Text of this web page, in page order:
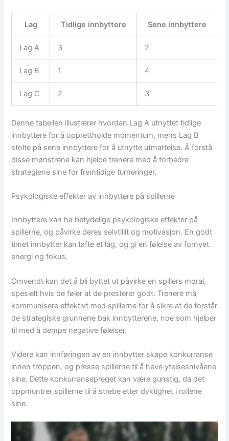
Lag Tidlige innbyttere Sene innbyttere
Lag A 3 2
Lag B 1 4
Lag C 2 3
Denne tabellen illustrerer hvordan Lag A utnyttet tidlige
innbyttere for å opprettholde momentum, mens Lag B
stolte på sene innbyttere for å utnytte utmattelse. Å forstå
disse mønstrene kan hjelpe trenere med å forbedre
strategiene sine for fremtidige turneringer.
Psykologiske effekter av innbyttere på spillerne
Innbyttere kan ha betydelige psykologiske effekter på
spillerne, og påvirke deres selvtillit og motivasjon. En godt
timet innbytter kan løfte et lag, og gi en følelse av fornyet
energi og fokus.
Omvendt kan det å bli byttet ut påvirke en spillers moral,
spesielt hvis de føler at de presterer godt. Trenere må
kommunisere effektivt med spillerne for å sikre at de forstår
de strategiske grunnene bak innbytterene, noe som hjelper
til med å dempe negative følelser.
Videre kan innføringen av en innbytter skape konkurranse
innen troppen, og presse spillerne til å heve ytelsesnivåene
sine. Dette konkurransepreget kan være gunstig, da det
oppmuntrer spillerne til å strebe etter dyktighet i rollene
sine.